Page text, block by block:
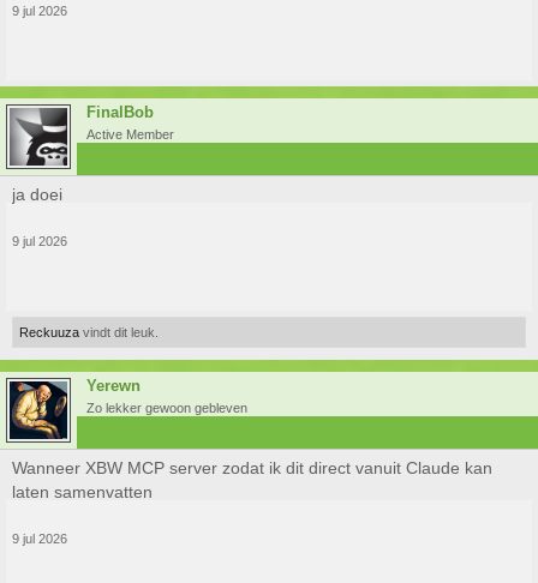
9 jul 2026
FinalBob
Active Member
ja doei
9 jul 2026
Reckuuza vindt dit leuk.
Yerewn
Zo lekker gewoon gebleven
Wanneer XBW MCP server zodat ik dit direct vanuit Claude kan
laten samenvatten
9 jul 2026